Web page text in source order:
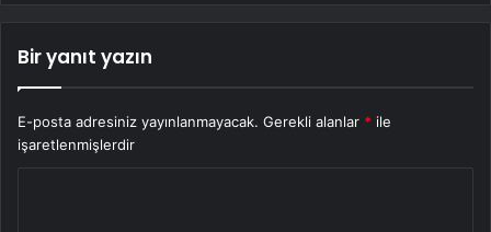
Bir yanıt yazın
E-posta adresiniz yayınlanmayacak. Gerekli alanlar * ile
işaretlenmişlerdir